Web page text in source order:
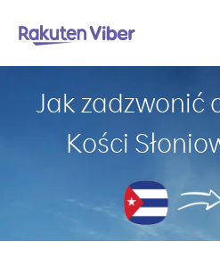
Jak zadzwonić
Kości